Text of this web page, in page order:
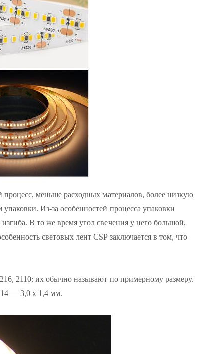
меньше расходных материалов, более низкую
Из-за особенностей процесса упаковки
В то же время угол свечения у него большой,
световых лент CSP заключается в том, что
2110; их обычно называют по примерному размеру.
— 3,0 х 1,4 мм.